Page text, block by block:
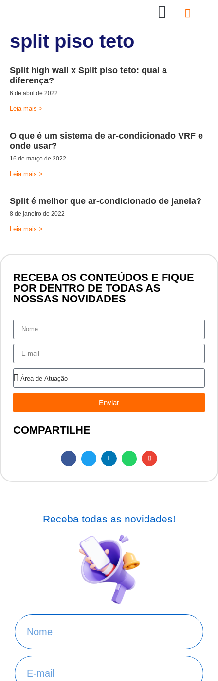
split piso teto
Split high wall x Split piso teto: qual a
diferença?
6 de abril de 2022
Leia mais >
O que é um sistema de ar-condicionado VRF e
onde usar?
16 de março de 2022
Leia mais >
Split é melhor que ar-condicionado de janela?
8 de janeiro de 2022
Leia mais >
RECEBA OS CONTEÚDOS E FIQUE
POR DENTRO DE TODAS AS
NOSSAS NOVIDADES
Enviar
COMPARTILHE
Receba todas as novidades!